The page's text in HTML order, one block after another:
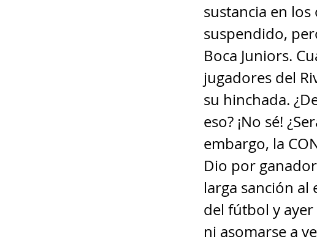
sustancia en
suspendido,
Boca Juniors.
jugadores del
su hinchada.
eso? ¡No sé!
embargo, la
Dio por
larga sanción al
del fútbol y
ni asomarse a